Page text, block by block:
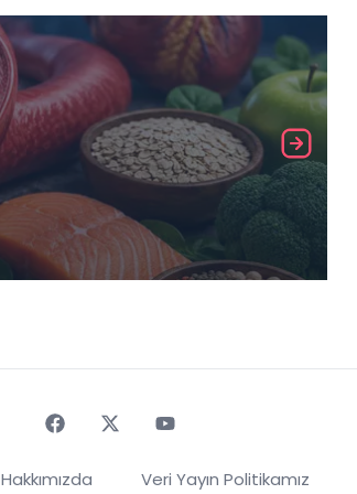
Hakkımızda Veri Yayın Politikamız